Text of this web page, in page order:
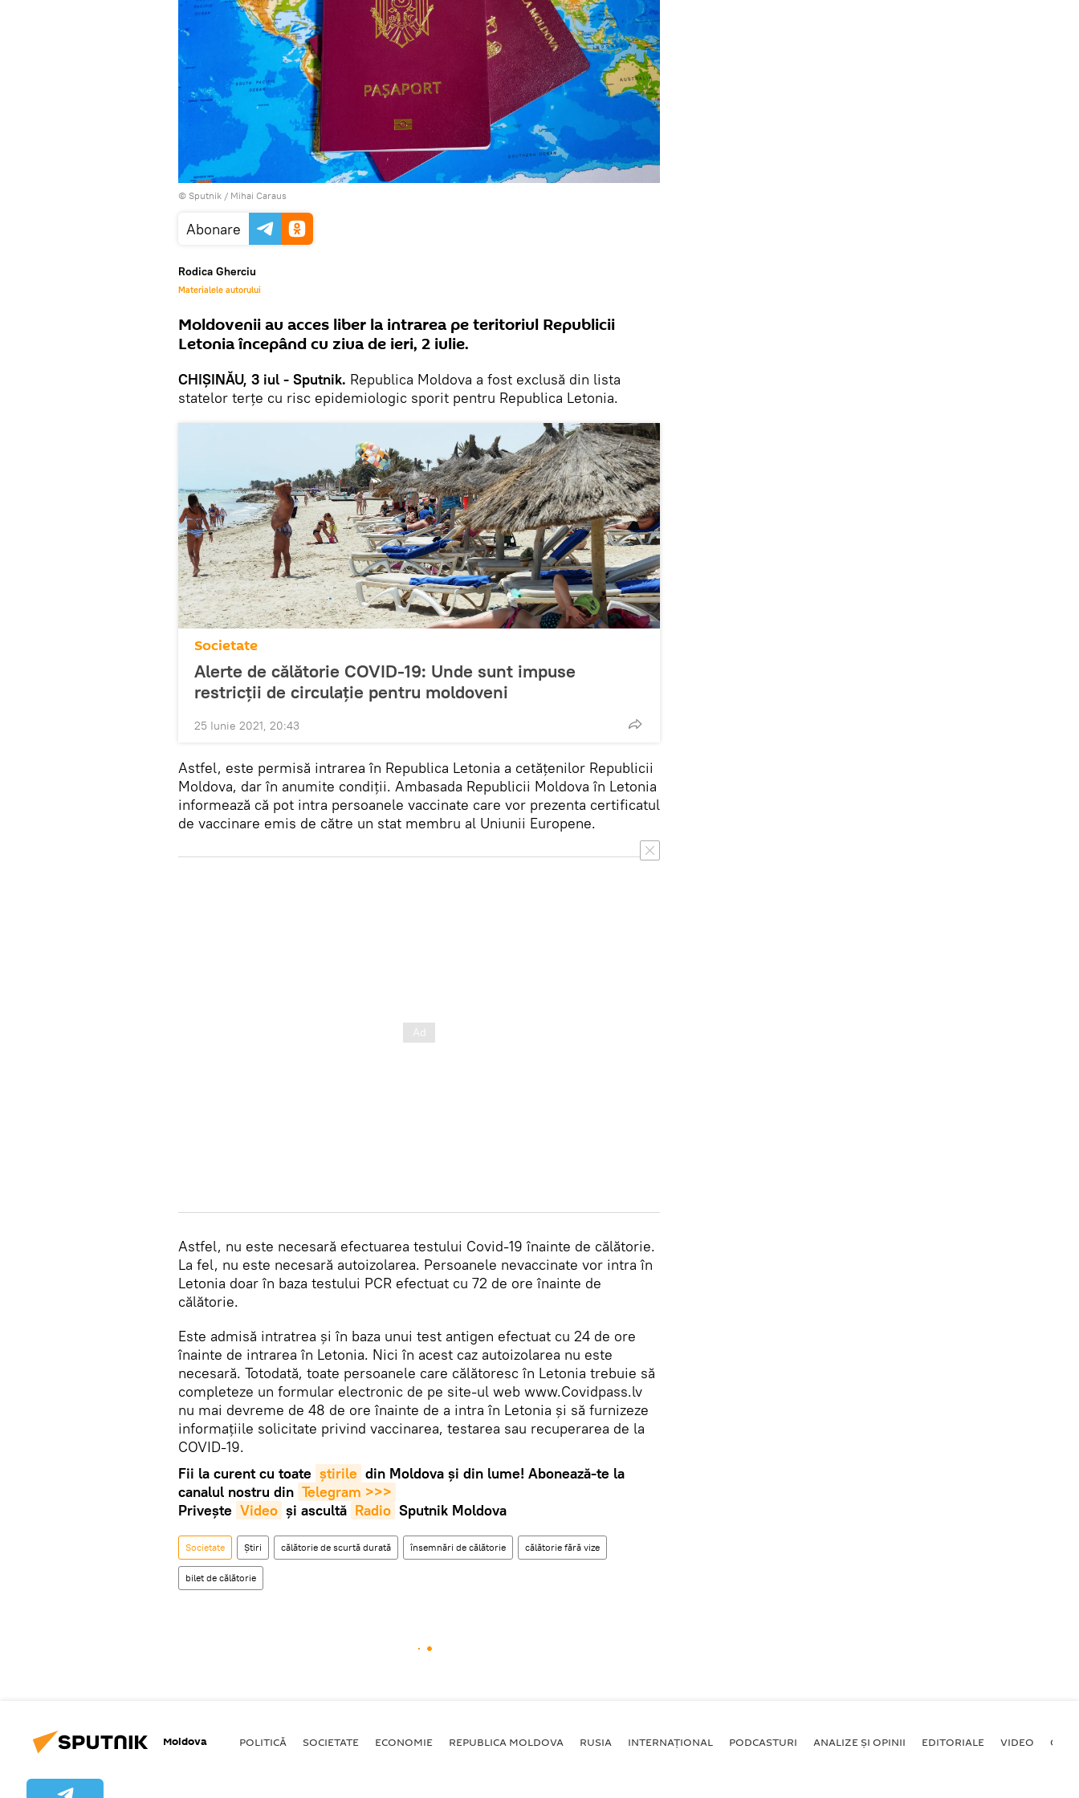
© Sputnik / Mihai Caraus
Abonare
Rodica Gherciu
Materialele autorului
Moldovenii au acces liber la intrarea pe teritoriul Republicii
Letonia începând cu ziua de ieri, 2 iulie.
CHIȘINĂU, 3 iul - Sputnik. Republica Moldova a fost exclusă din lista
statelor terțe cu risc epidemiologic sporit pentru Republica Letonia.
Societate
Alerte de călătorie COVID-19: Unde sunt impuse
restricții de circulație pentru moldoveni
25 Iunie 2021, 20:43
Astfel, este permisă intrarea în Republica Letonia a cetățenilor Republicii
Moldova, dar în anumite condiții. Ambasada Republicii Moldova în Letonia
informează că pot intra persoanele vaccinate care vor prezenta certificatul
de vaccinare emis de către un stat membru al Uniunii Europene.
Astfel, nu este necesară efectuarea testului Covid-19 înainte de călătorie.
La fel, nu este necesară autoizolarea. Persoanele nevaccinate vor intra în
Letonia doar în baza testului PCR efectuat cu 72 de ore înainte de
călătorie.
Este admisă intratrea și în baza unui test antigen efectuat cu 24 de ore
înainte de intrarea în Letonia. Nici în acest caz autoizolarea nu este
necesară. Totodată, toate persoanele care călătoresc în Letonia trebuie să
completeze un formular electronic de pe site-ul web www.Covidpass.lv
nu mai devreme de 48 de ore înainte de a intra în Letonia și să furnizeze
informațiile solicitate privind vaccinarea, testarea sau recuperarea de la
COVID-19.
Fii la curent cu toate știrile din Moldova și din lume! Abonează-te la
canalul nostru din Telegram >>>
Privește Video și ascultă Radio Sputnik Moldova
Societate Știri călătorie de scurtă durată însemnări de călătorie călătorie fără vize
bilet de călătorie
Moldova POLITICĂ SOCIETATE ECONOMIE REPUBLICA MOLDOVA RUSIA INTERNAȚIONAL PODCASTURI ANALIZE ȘI OPINII EDITORIALE VIDEO